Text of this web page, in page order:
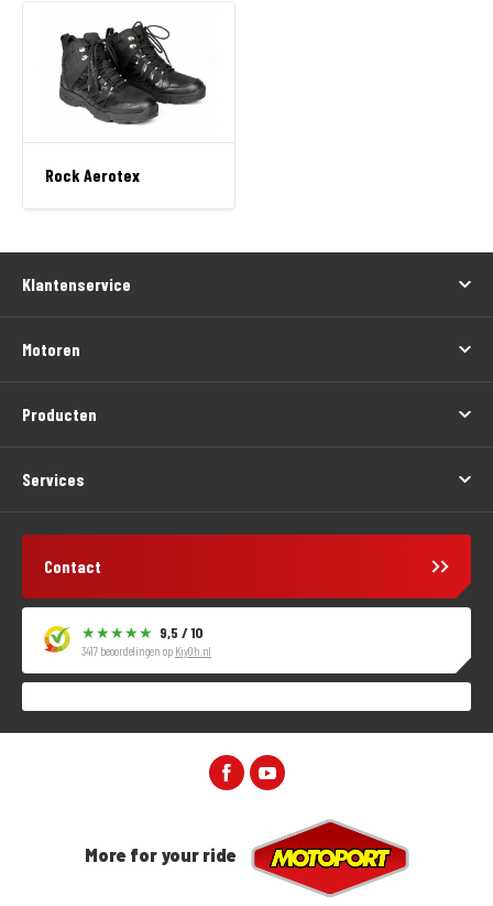
Rock Aerotex
Klantenservice
Motoren
Producten
Services
Contact
9,5 / 10
3417 beoordelingen op KiyOh.nl
More for your ride